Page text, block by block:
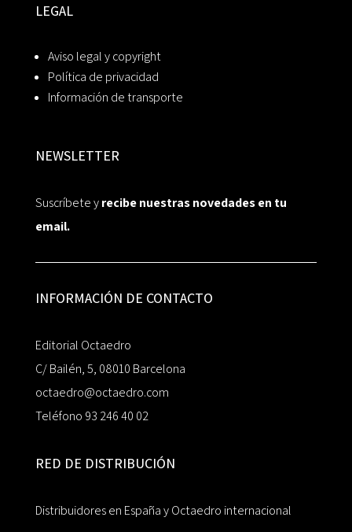
LEGAL
Aviso legal y copyright
Política de privacidad
Información de transporte
NEWSLETTER
Suscríbete yrecibe nuestras novedades en tu
email.
INFORMACIÓN DE CONTACTO
Editorial Octaedro
C/ Bailén, 5, 08010 Barcelona
octaedro@octaedro.com
Teléfono 93 246 40 02
RED DE DISTRIBUCIÓN
Distribuidores en España y Octaedro internacional